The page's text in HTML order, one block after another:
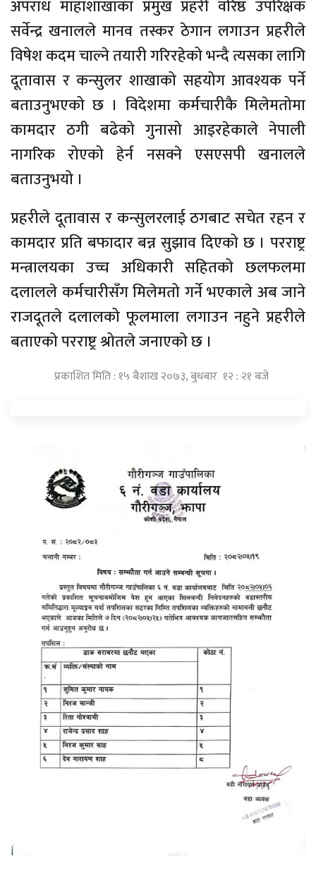
अपराध माहाशाखाका प्रमुख प्रहरी वरिष्ठ उपरिक्षक
सर्वेन्द्र खनालले मानव तस्कर ठेगान लगाउन प्रहरीले
विषेश कदम चाल्ने तयारी गरिरहेको भन्दै त्यसका लागि
दूतावास र कन्सुलर शाखाको सहयोग आवश्यक पर्ने
बताउनुभएको छ । विदेशमा कर्मचारीकै मिलेमतोमा
कामदार ठगी बढेको गुनासो आइरहेकाले नेपाली
नागरिक रोएको हेर्न नसक्ने एसएसपी खनालले
बताउनुभयो ।
प्रहरीले दूतावास र कन्सुलरलाई ठगबाट सचेत रहन र
कामदार प्रति बफादार बन्न सुझाव दिएको छ । परराष्ट्र
मन्त्रालयका उच्च अधिकारी सहितको छलफलमा
दलालले कर्मचारीसँग मिलेमतो गर्ने भएकाले अब जाने
राजदूतले दलालको फूलमाला लगाउन नहुने प्रहरीले
बताएको परराष्ट्र श्रोतले जनाएको छ ।
प्रकाशित मिति : १५ बैशाख २०७३, बुधबार १२ : २१ बजे